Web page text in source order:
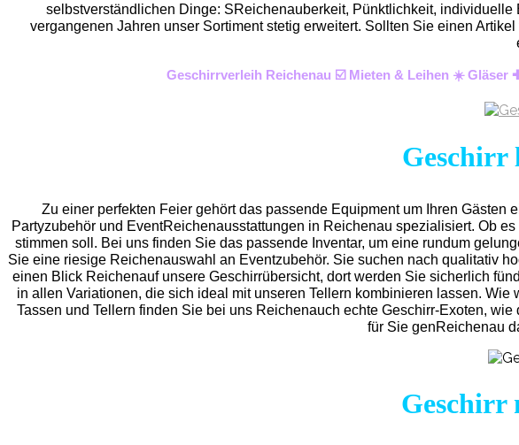
selbstverständlichen Dinge: SReichenauberkeit, Pünktlichkeit,
vergangenen Jahren unser Sortiment stetig erweitert. Sollten Sie einen
Geschirrverleih Reichenau ☑️ Mieten & Leihen ☀️
Geschirr
Zu einer perfekten Feier gehört das passende Equipment um Ihren
Partyzubehör und EventReichenausstattungen in Reichenau spezialisiert. Ob
stimmen soll. Bei uns finden Sie das passende Inventar, um eine rundum
Sie eine riesige Reichenauswahl an Eventzubehör. Sie suchen nach qualitativ
einen Blick Reichenauf unsere Geschirrübersicht, dort werden Sie sicherlich
in allen Variationen, die sich ideal mit unseren Tellern kombinieren lassen.
Tassen und Tellern finden Sie bei uns Reichenauch echte Geschirr-Exoten,
für Sie genReichenau
Geschirr